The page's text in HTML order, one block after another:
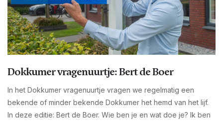
Dokkumer vragenuurtje: Bert de Boer
In het Dokkumer vragenuurtje vragen we regelmatig een
bekende of minder bekende Dokkumer het hemd van het lijf.
In deze editie: Bert de Boer. Wie ben je en wat doe je? Ik ben